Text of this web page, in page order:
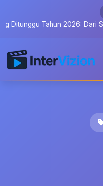
Ditunggu Tahun 2026: Dari